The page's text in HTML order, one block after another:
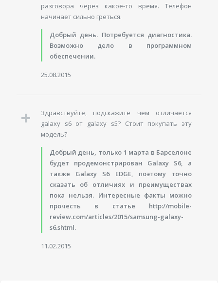
разговора через какое-то время. Телефон
начинает сильно греться.
Добрый день. Потребуется диагностика.
Возможно дело в программном
обеспечении.
25.08.2015
Здравствуйте, подскажите чем отличается
galaxy s6 от galaxy s5? Стоит покупать эту
модель?
Добрый день, только 1 марта в Барселоне
будет продемонстрирован Galaxy S6, а
также Galaxy S6 EDGE, поэтому точно
сказать об отличиях и преимуществах
пока нельзя. Интересные факты можно
прочесть в статье http://mobile-
review.com/articles/2015/samsung-galaxy-
s6.shtml.
11.02.2015